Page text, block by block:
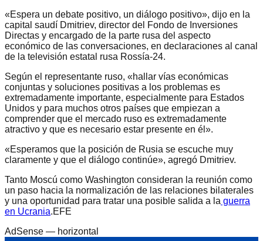
«Espera un debate positivo, un diálogo positivo», dijo en la
capital saudí Dmitriev, director del Fondo de Inversiones
Directas y encargado de la parte rusa del aspecto
económico de las conversaciones, en declaraciones al canal
de la televisión estatal rusa Rossía-24.
Según el representante ruso, «hallar vías económicas
conjuntas y soluciones positivas a los problemas es
extremadamente importante, especialmente para Estados
Unidos y para muchos otros países que empiezan a
comprender que el mercado ruso es extremadamente
atractivo y que es necesario estar presente en él».
«Esperamos que la posición de Rusia se escuche muy
claramente y que el diálogo continúe», agregó Dmitriev.
Tanto Moscú como Washington consideran la reunión como
un paso hacia la normalización de las relaciones bilaterales
y una oportunidad para tratar una posible salida a la guerra
en Ucrania.EFE
AdSense — horizontal